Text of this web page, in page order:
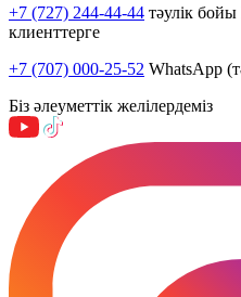
+7 (727) 244-44-44 тәулік
клиенттерге
+7 (707) 000-25-52 WhatsApp
Біз әлеуметтік желілердеміз